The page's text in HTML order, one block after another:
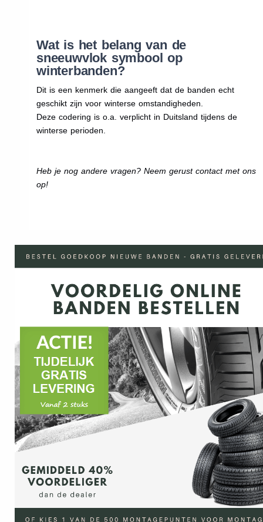
Wat is het belang van de
sneeuwvlok symbool op
winterbanden?
Dit is een kenmerk die aangeeft dat de banden echt
geschikt zijn voor winterse omstandigheden.
Deze codering is o.a. verplicht in Duitsland tijdens de
winterse perioden.
Heb je nog andere vragen? Neem gerust contact met ons
op!